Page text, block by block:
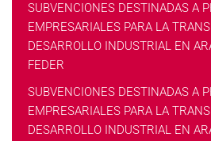
SUBVENCIONES DESTINADAS A
EMPRESARIALES PARA LA
DESARROLLO INDUSTRIAL EN
FEDER
SUBVENCIONES DESTINADAS A
EMPRESARIALES PARA LA
DESARROLLO INDUSTRIAL EN